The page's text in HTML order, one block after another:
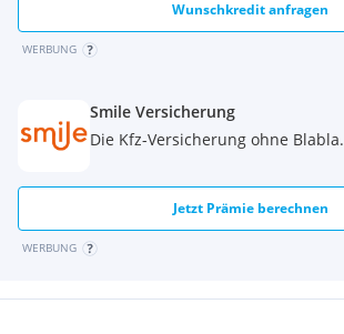
Wunschkredit anfragen
WERBUNG
Smile Versicherung
Die Kfz-Versicherung ohne Blabla.
Jetzt Prämie berechnen
WERBUNG